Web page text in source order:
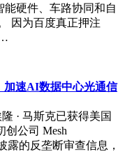
硬件、车路协同和自
因为百度真正押注
加速AI数据中心光通信
· 马斯克已获得美国
创公司 Mesh
露的反垄断审查信息，